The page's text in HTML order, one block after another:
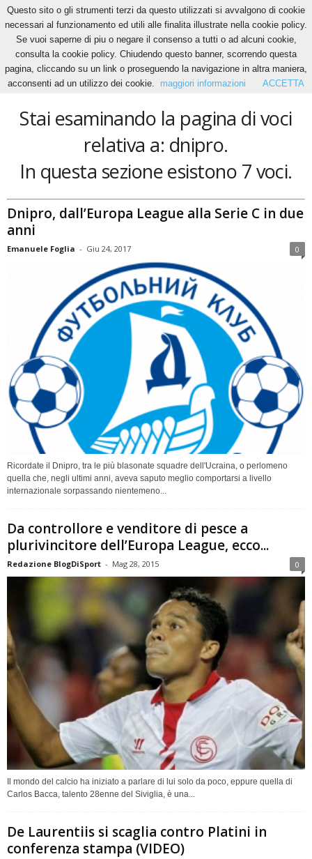
Home Tags Dnipro
dnipro
Stai esaminando la pagina di voci
relativa a: dnipro.
In questa sezione esistono 7 voci.
Dnipro, dall’Europa League alla Serie C in due
anni
Emanuele Foglia - Giu 24, 2017 0
Ricordate il Dnipro, tra le più blasonate squadre dell'Ucraina, o perlomeno
quella che, negli ultimi anni, aveva saputo meglio comportarsi a livello
internazionale sorpassando nientemeno...
Da controllore e venditore di pesce a
plurivincitore dell’Europa League, ecco...
Redazione BlogDiSport - Mag 28, 2015 0
Il mondo del calcio ha iniziato a parlare di lui solo da poco, eppure quella di
Carlos Bacca, talento 28enne del Siviglia, è una...
De Laurentiis si scaglia contro Platini in
conferenza stampa (VIDEO)
Questo sito o gli strumenti terzi da questo utilizzati si avvalgono di cookie
necessari al funzionamento ed utili alle finalita illustrate nella cookie policy.
Se vuoi saperne di piu o negare il consenso a tutti o ad alcuni cookie,
consulta la cookie policy. Chiudendo questo banner, scorrendo questa
pagina, cliccando su un link o proseguendo la navigazione in altra maniera,
acconsenti ad un utilizzo dei cookie.
maggiori informazioni ACCETTA